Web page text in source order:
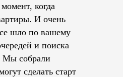
когда
И очень
шло по вашему
и поиска
Мы собрали
сделать старт